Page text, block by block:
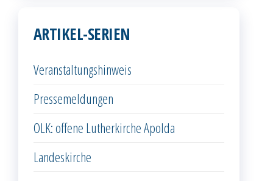
ARTIKEL-SERIEN
Veranstaltungshinweis
Pressemeldungen
OLK: offene Lutherkirche Apolda
Landeskirche